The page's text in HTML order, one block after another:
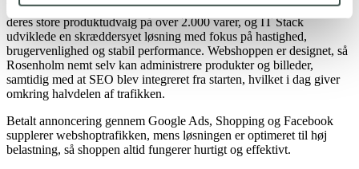
Rosenholm Have & Park ønskede en webshop, der kunne håndtere
deres store produktudvalg på over 2.000 varer, og IT Stack
udviklede en skræddersyet løsning med fokus på hastighed,
brugervenlighed og stabil performance. Webshoppen er designet, så
Rosenholm nemt selv kan administrere produkter og billeder,
samtidig med at SEO blev integreret fra starten, hvilket i dag giver
omkring halvdelen af trafikken.
Betalt annoncering gennem Google Ads, Shopping og Facebook
supplerer webshoptrafikken, mens løsningen er optimeret til høj
belastning, så shoppen altid fungerer hurtigt og effektivt.